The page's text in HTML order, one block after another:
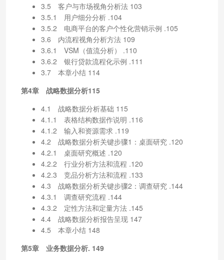
3.5 客户与市场视角分析法 103
3.5.1 用户细分分析 .104
3.5.2 电商平台的客户个性化营销示例 .105
3.6 内流程视角分析方法 109
3.6.1 VSM（值流分析） .110
3.6.2 银行贷款流程化示例 .111
3.7 本章小结 114
第4章 战略数据分析115
4.1 战略数据分析基础 115
4.1.1 表格结构数据作说明 .116
4.1.2 输入和资源需求 .119
4.2 战略数据分析关键步骤1：桌面研究 .120
4.2.1 桌面研究概述 .120
4.2.2 行业分析方法和流程 .120
4.2.3 竞品分析方法和流程 .133
4.3 战略数据分析关键步骤2：调查研究 .144
4.3.1 调查研究流程 .144
4.3.2 定性方法和定量方法 .145
4.4 战略数据分析报告呈现 147
4.5 本章小结 148
第5章 业务数据分析. 149